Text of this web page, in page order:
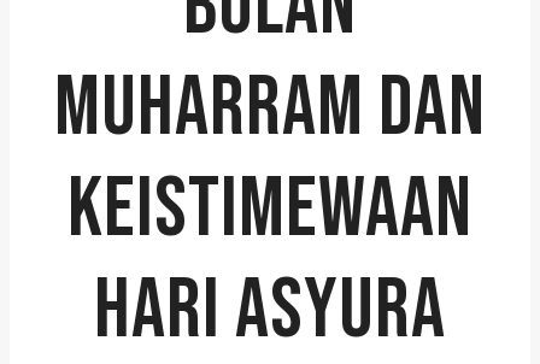
MUHARRAM DAN
KEISTIMEWAAN
HARI ASYURA